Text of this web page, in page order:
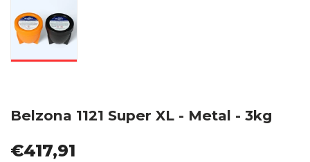
Belzona 1121 Super XL - Metal - 3kg
€417,91